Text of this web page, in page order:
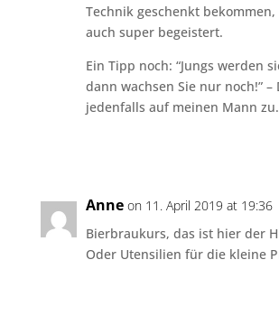
Technik geschenkt
auch super begeistert.
Ein Tipp noch: “Jungs werden
dann wachsen Sie nur noch!”
jedenfalls auf meinen Mann zu.
Anne on 11. April 2019 at 19:36
Bierbraukurs, das ist hier der
Oder Utensilien für die kleine